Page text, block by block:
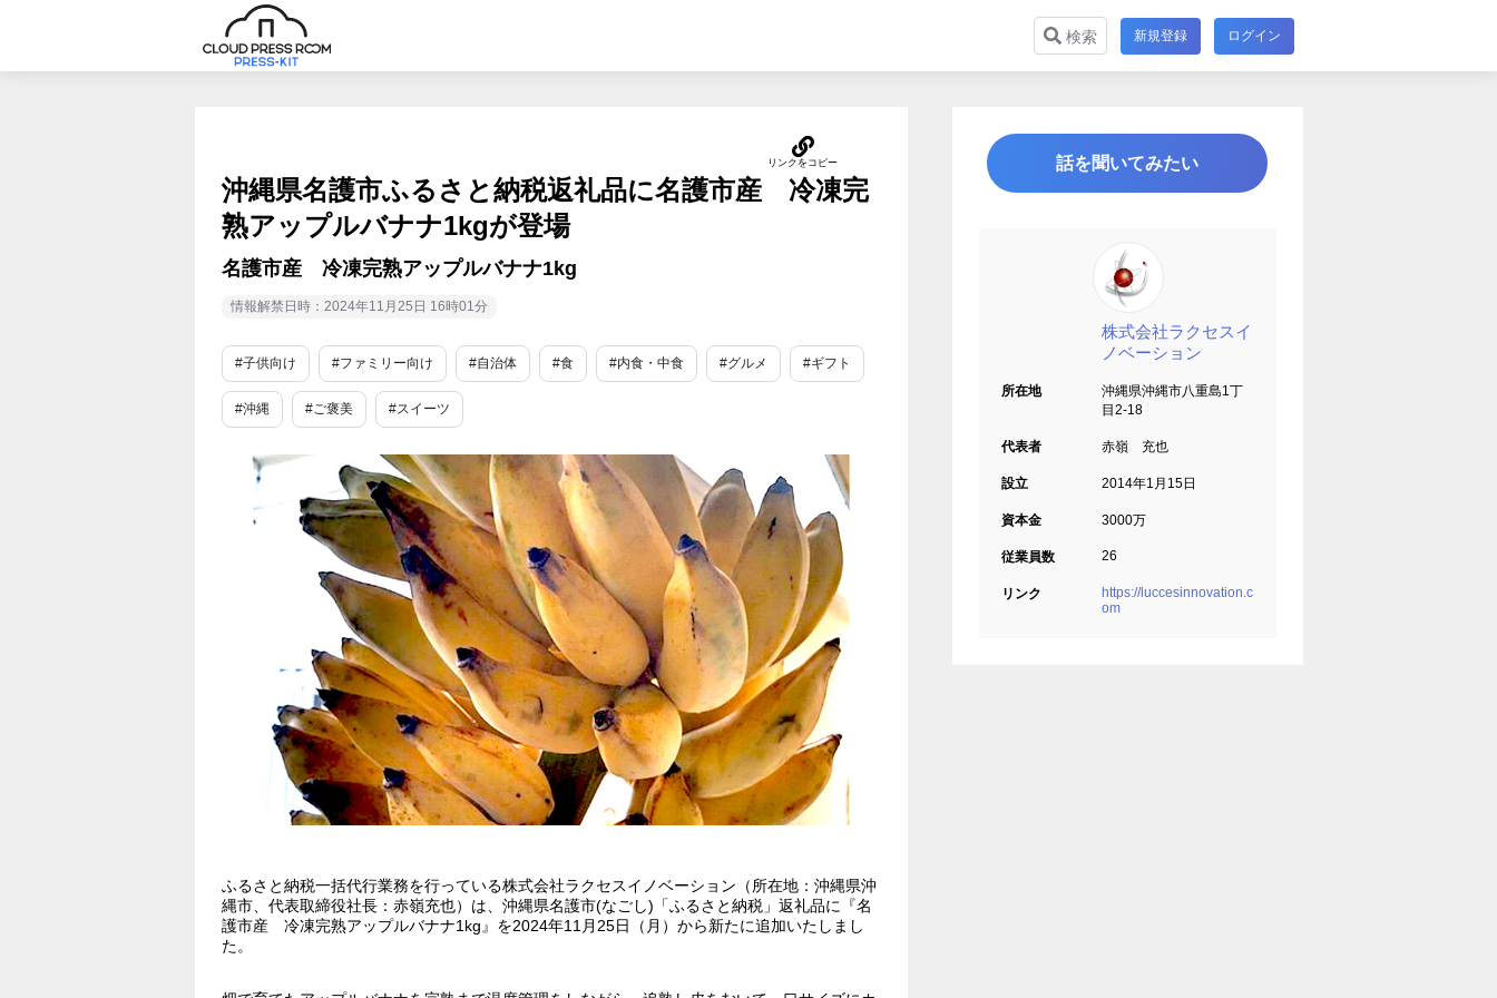
検索 新規登録 ログイン
沖縄県名護市ふるさと納税返礼品に名護市産 冷凍完
熟アップルバナナ1kgが登場
名護市産 冷凍完熟アップルバナナ1kg
情報解禁日時：2024年11月25日 16時01分
#子供向け #ファミリー向け #自治体 #食 #内食・中食 #グルメ #ギフト
#沖縄 #ご褒美 #スイーツ
ふるさと納税一括代行業務を行っている株式会社ラクセスイノベーション（所在地：沖縄県沖
縄市、代表取締役社長：赤嶺充也）は、沖縄県名護市(なごし)「ふるさと納税」返礼品に『名
護市産 冷凍完熟アップルバナナ1kg』を2024年11月25日（月）から新たに追加いたしまし
た。
話を聞いてみたい
株式会社ラクセスイ
ノベーション
所在地
沖縄県沖縄市八重島1丁
目2-18
代表者 赤嶺 充也
設立 2014年1月15日
資本金 3000万
従業員数 26
リンク
https://luccesinnovation.c
om